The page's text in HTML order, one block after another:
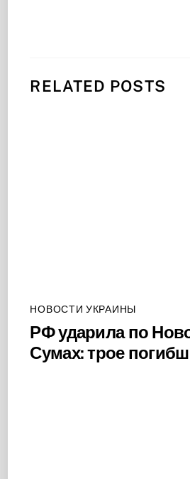
RELATED POSTS
НОВОСТИ УКРАИНЫ
РФ ударила по
Сумах: трое